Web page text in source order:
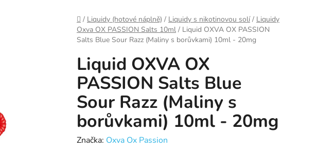
Domů
/ Liquidy (hotové náplně) / Liquidy s nikotinovou solí / Liquidy
Oxva OX PASSION Salts 10ml / Liquid OXVA OX PASSION
Salts Blue Sour Razz (Maliny s borůvkami) 10ml - 20mg
Liquid OXVA OX
PASSION Salts Blue
Sour Razz (Maliny s
borůvkami) 10ml - 20mg
Značka: Oxva Ox Passion